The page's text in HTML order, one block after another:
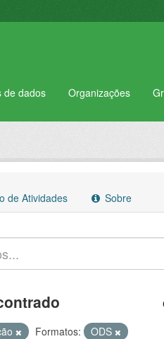
de dados Organizações
de Atividades Sobre
Formatos:
ODS